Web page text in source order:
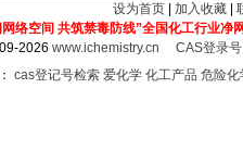
设为首页 加入收藏
网络空间 共筑禁毒防线”全国化工行业净
2026www.ichemistry.cn
CAS登录
cas登记号检索 爱化学 化工产品 危险化